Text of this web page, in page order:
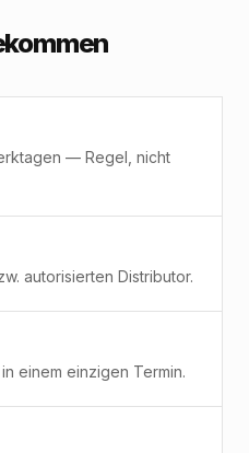
— Regel, nicht
autorisierten Distributor.
einem einzigen Termin.